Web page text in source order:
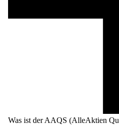
Was ist der AAQS (AlleAktien